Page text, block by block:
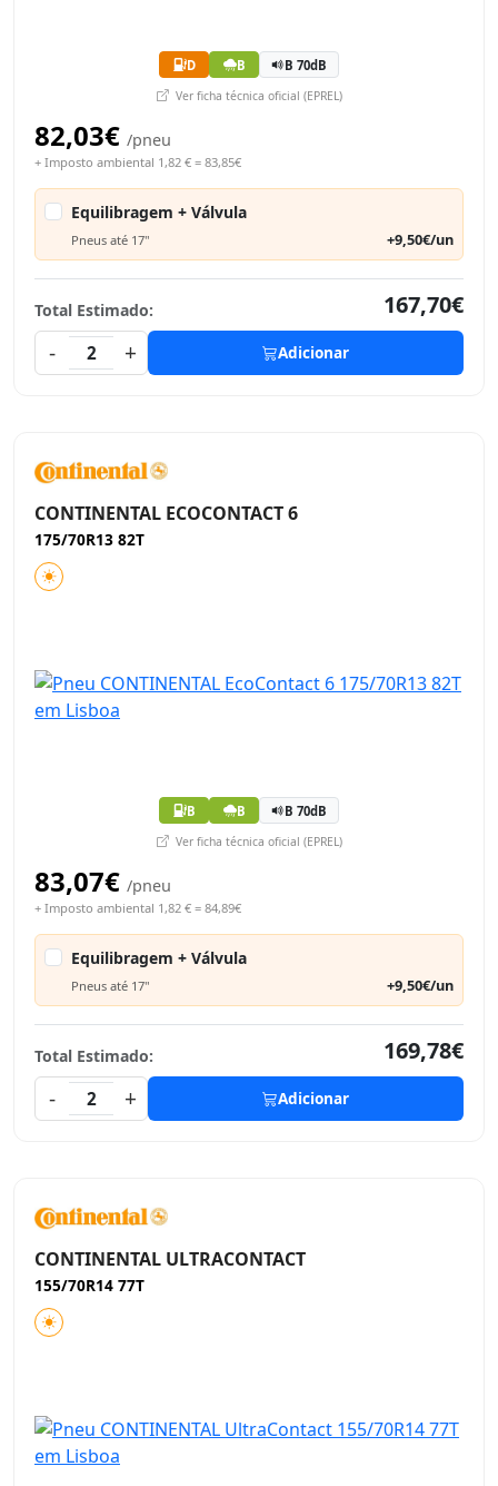
D B B 70dB
Ver ficha técnica oficial (EPREL)
82,03€ /pneu
+ Imposto ambiental 1,82 € = 83,85€
Equilibragem + Válvula
Pneus até 17" +9,50€/un
Total Estimado:
167,70€
-
2 + Adicionar
CONTINENTAL ECOCONTACT 6
175/70R13 82T
B B B 70dB
Ver ficha técnica oficial (EPREL)
83,07€ /pneu
+ Imposto ambiental 1,82 € = 84,89€
Equilibragem + Válvula
Pneus até 17" +9,50€/un
Total Estimado:
169,78€
-
2 + Adicionar
CONTINENTAL ULTRACONTACT
155/70R14 77T